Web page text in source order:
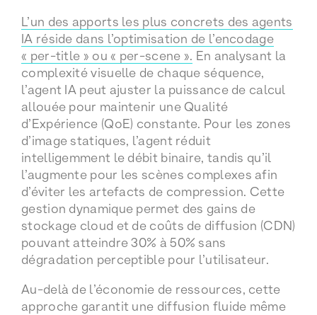
L’un des apports les plus concrets des agents
IA réside dans l’optimisation de l’encodage
« per-title » ou « per-scene ». En analysant la
complexité visuelle de chaque séquence,
l’agent IA peut ajuster la puissance de calcul
allouée pour maintenir une Qualité
d’Expérience (QoE) constante. Pour les zones
d’image statiques, l’agent réduit
intelligemment le débit binaire, tandis qu’il
l’augmente pour les scènes complexes afin
d’éviter les artefacts de compression. Cette
gestion dynamique permet des gains de
stockage cloud et de coûts de diffusion (CDN)
pouvant atteindre 30% à 50% sans
dégradation perceptible pour l’utilisateur.
Au-delà de l’économie de ressources, cette
approche garantit une diffusion fluide même